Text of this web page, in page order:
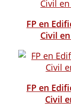
FP en
Civil
FP en
Civil